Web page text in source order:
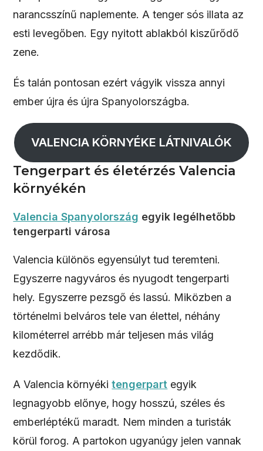
narancsszínű naplemente. A tenger sós illata az
esti levegőben. Egy nyitott ablakból kiszűrődő
zene.
És talán pontosan ezért vágyik vissza annyi
ember újra és újra Spanyolországba.
VALENCIA KÖRNYÉKE LÁTNIVALÓK
Tengerpart és életérzés Valencia
környékén
Valencia Spanyolország egyik legélhetőbb
tengerparti városa
Valencia különös egyensúlyt tud teremteni.
Egyszerre nagyváros és nyugodt tengerparti
hely. Egyszerre pezsgő és lassú. Miközben a
történelmi belváros tele van élettel, néhány
kilométerrel arrébb már teljesen más világ
kezdődik.
A Valencia környékitengerpart egyik
legnagyobb előnye, hogy hosszú, széles és
emberléptékű maradt. Nem minden a turisták
körül forog. A partokon ugyanúgy jelen vannak